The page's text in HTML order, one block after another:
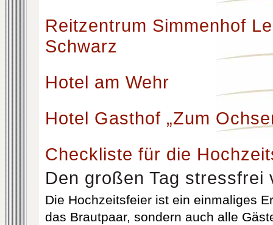
Reitzentrum Simmenhof
Schwarz
Hotel am Wehr
Hotel Gasthof „Zum
Checkliste für die
Den großen Tag stressfrei
Die Hochzeitsfeier ist ein einmaliges
das Brautpaar, sondern auch alle